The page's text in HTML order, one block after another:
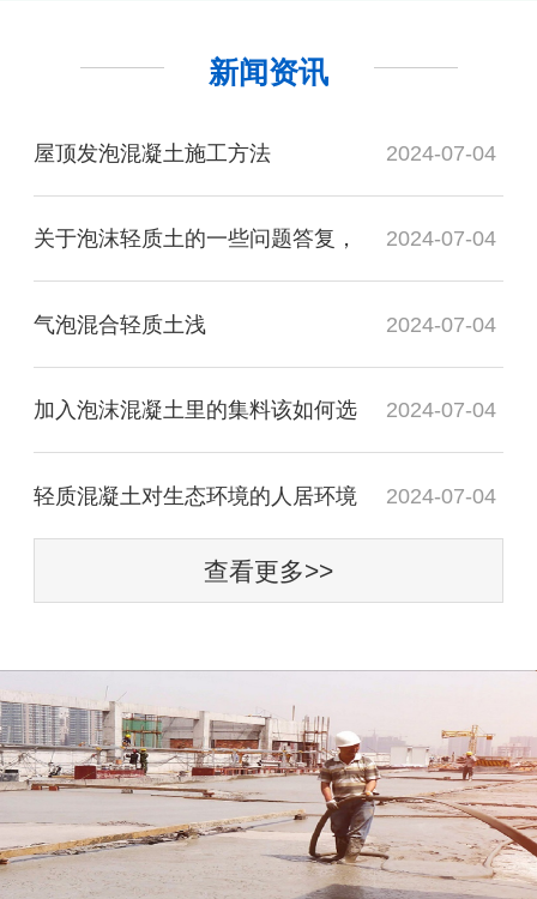
新闻资讯
屋顶发泡混凝土施工方法 2024-07-04
关于泡沫轻质土的一些问题答复， 2024-07-04
气泡混合轻质土​浅 2024-07-04
加入泡沫混凝土里的集料该如何选 2024-07-04
轻质混凝土对生态环境的人居环境 2024-07-04
查看更多>>